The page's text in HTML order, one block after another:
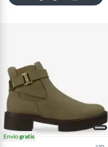
Envíogratis